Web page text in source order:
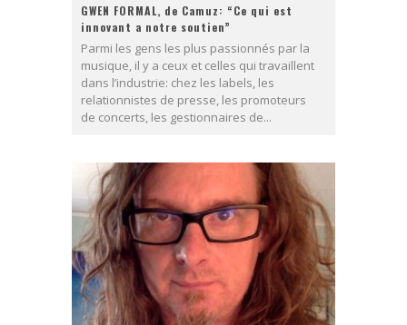
GWEN FORMAL, de Camuz: “Ce qui est
innovant a notre soutien”
Parmi les gens les plus passionnés par la
musique, il y a ceux et celles qui travaillent
dans l’industrie: chez les labels, les
relationnistes de presse, les promoteurs
de concerts, les gestionnaires de...